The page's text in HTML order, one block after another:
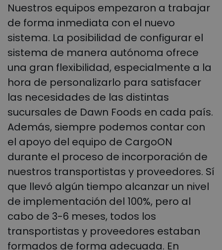
Nuestros equipos empezaron a trabajar
de forma inmediata con el nuevo
sistema. La posibilidad de configurar el
sistema de manera autónoma ofrece
una gran flexibilidad, especialmente a la
hora de personalizarlo para satisfacer
las necesidades de las distintas
sucursales de Dawn Foods en cada país.
Además, siempre podemos contar con
el apoyo del equipo de CargoON
durante el proceso de incorporación de
nuestros transportistas y proveedores. Sí
que llevó algún tiempo alcanzar un nivel
de implementación del 100%, pero al
cabo de 3-6 meses, todos los
transportistas y proveedores estaban
formados de forma adecuada. En